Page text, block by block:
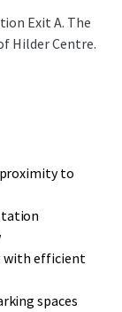
Exit A. The
Hilder Centre.
to
with efficient
spaces